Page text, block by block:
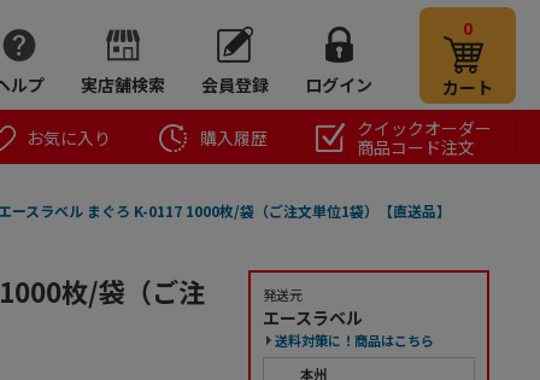
ルプ 実店舗検索 会員登録 ログイン
0
カート
お気に入り 購入履歴
クイックオーダー
商品コード注文
ースラベル まぐろ K-0117 1000枚/袋（ご注文単位1袋）【直送品】
枚/袋（ご注 発送元
エースラベル
送料対策に！商品はこちら
本州